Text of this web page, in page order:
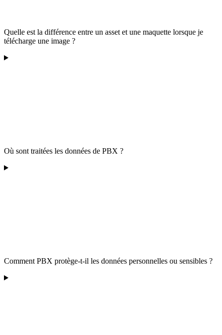
Quelle est la différence entre un asset et une maquette lorsque je
télécharge une image ?
Où sont traitées les données de PBX ?
Comment PBX protège-t-il les données personnelles ou sensibles ?